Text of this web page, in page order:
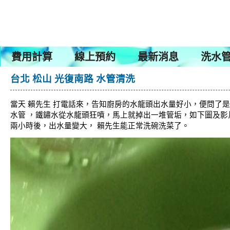
費用計算 線上預約 最新消息 洗水
台北 松山 光復南路 水管清洗
當天 賴先生 打電話來，告知廚房的水龍頭出水量好小，便問了
水管 ，鐵鏽水從水龍頭狂噴，馬上就掉出一堆管垢，如下圖及
兩小時後，出水量變大， 賴先生能正常洗碗洗菜了。